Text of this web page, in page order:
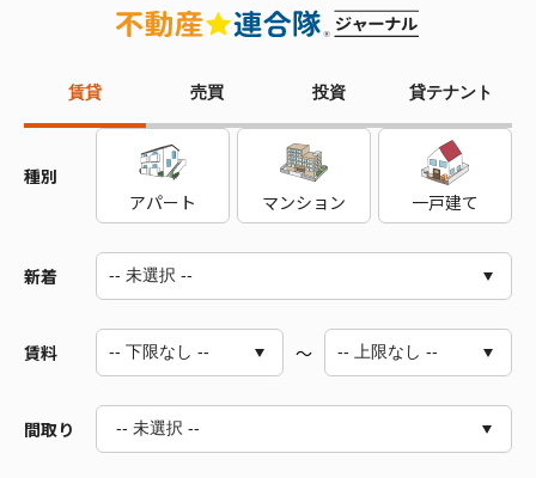
賃貸 売買 投資 貸テナント
種別
アパート
マンション 一戸建て
新着
賃料 ～
間取り -- 未選択 --